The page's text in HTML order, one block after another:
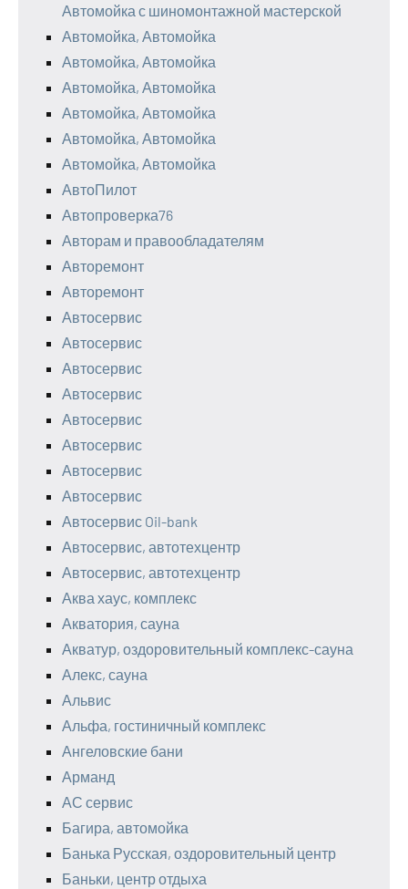
Автомойка с шиномонтажной мастерской
Автомойка, Автомойка
Автомойка, Автомойка
Автомойка, Автомойка
Автомойка, Автомойка
Автомойка, Автомойка
Автомойка, Автомойка
АвтоПилот
Автопроверка76
Авторам и правообладателям
Авторемонт
Авторемонт
Автосервис
Автосервис
Автосервис
Автосервис
Автосервис
Автосервис
Автосервис
Автосервис
Автосервис Oil-bank
Автосервис, автотехцентр
Автосервис, автотехцентр
Аква хаус, комплекс
Акватория, сауна
Акватур, оздоровительный комплекс-сауна
Алекс, сауна
Альвис
Альфа, гостиничный комплекс
Ангеловские бани
Арманд
АС сервис
Багира, автомойка
Банька Русская, оздоровительный центр
Баньки, центр отдыха